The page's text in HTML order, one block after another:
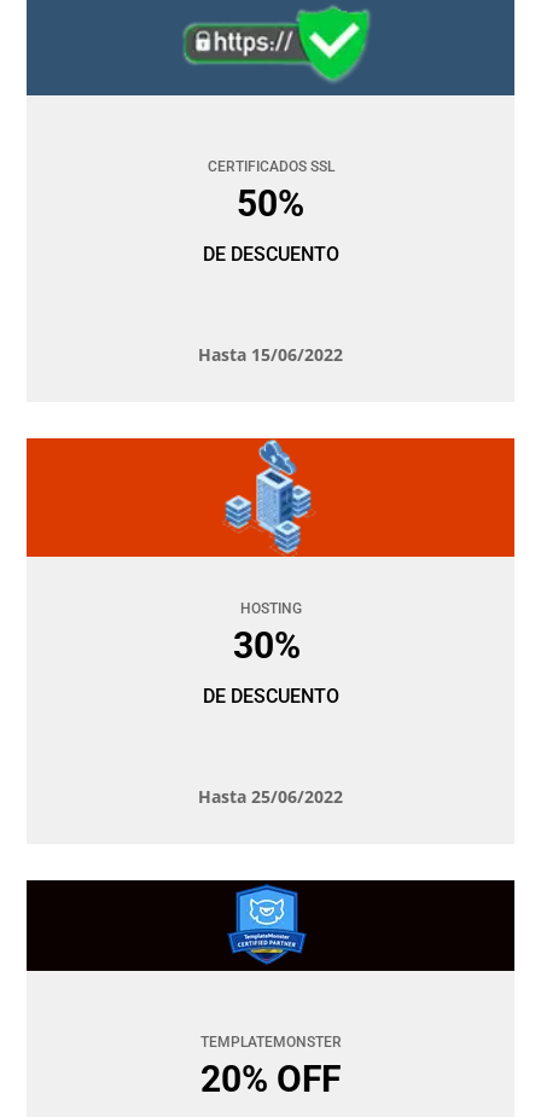
CERTIFICADOS SSL
50%
DE DESCUENTO
Hasta 15/06/2022
HOSTING
30%
DE DESCUENTO
Hasta 25/06/2022
TEMPLATEMONSTER
20% OFF